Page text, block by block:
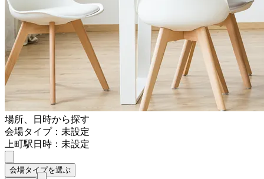
場所、日時から探す
会場タイプ：未設定
上町駅日時：未設定
会場タイプを選ぶ